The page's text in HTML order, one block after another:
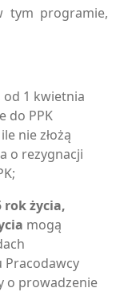
tym programie,
od 1 kwietnia
do PPK
nie złożą
o rezygnacji
rok życia,
mogą
Pracodawcy
o prowadzenie